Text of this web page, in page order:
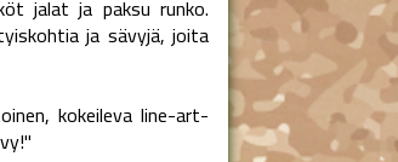
jalat ja paksu runko.
ja sävyjä, joita
kokeileva line-art-